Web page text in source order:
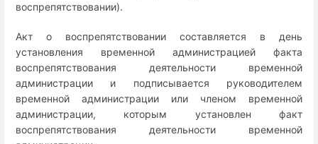
воспрепятствовании).
Акт о воспрепятствовании составляется в день
установления временной администрацией факта
воспрепятствования деятельности временной
администрации и подписывается руководителем
временной администрации или членом временной
администрации, которым установлен факт
воспрепятствования деятельности временной